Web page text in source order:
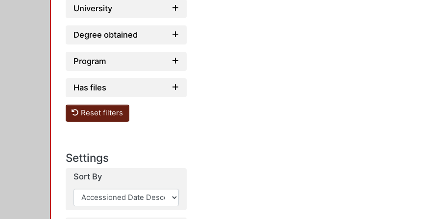
University
Degree obtained
Program
Has files
Reset filters
Settings
Sort By